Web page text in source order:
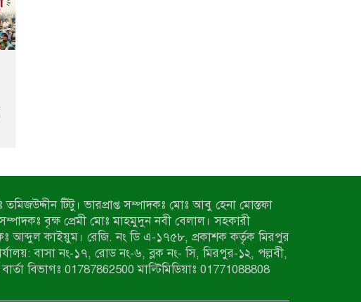
টিটু। ভারপ্রাপ্ত সম্পাদকঃ মোঃ আবু হেনা মোস্তফা
বৃক্ষ প্রেমী মোঃ মাহমুদুন নবী বেলাল। সহকারী
আব্দুল কাইয়ুম। রেজি. নং ডি এ-১৭৫৮, প্রকাশক কর্তৃক মিরপুর
বাসা নং-১৭, রোড নং-৬, ব্লক নং- সি, মিরপুর-১২, পল্লবী,
বিভাগঃ 01787862500 মাল্টিমিডিয়াঃ 01771088808